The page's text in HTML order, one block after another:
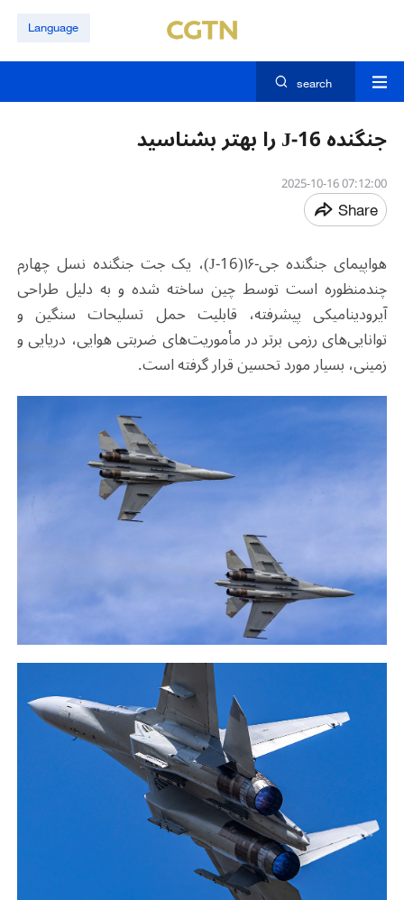
Language
search
جنگنده J-16 را بهتر بشناسید
07:12:00 2025-10-16
Share
هواپیمای جنگنده جی-۱۶( J-16
)، یک جت جنگنده نسل چهارم
چندمنظوره است توسط چین ساخته شده و به دلیل طراحی
آیرودینامیکی پیشرفته، قابلیت حمل تسلیحات سنگین و
توانایی‌های رزمی برتر در مأموریت‌های ضربتی هوایی، دریایی و
زمینی، بسیار مورد تحسین قرار گرفته است.